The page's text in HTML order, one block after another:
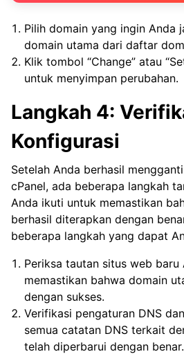
Pilih domain yang ingin Anda
domain utama dari daftar
Klik tombol “Change” atau
untuk menyimpan perubahan.
Langkah 4:
Konfigurasi
Setelah Anda berhasil
cPanel, ada beberapa langkah
Anda ikuti untuk memastikan
berhasil diterapkan dengan
beberapa langkah yang dapat
Periksa tautan situs web baru
memastikan bahwa domain
dengan sukses.
Verifikasi pengaturan DNS
semua catatan DNS terkait
telah diperbarui dengan benar.